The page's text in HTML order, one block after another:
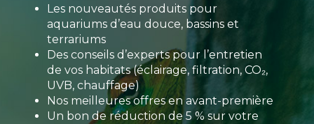
Les nouveautés produits pour
aquariums d’eau douce, bassins et
terrariums
Des conseils d’experts pour l’entretien
de vos habitats (éclairage, filtration, CO₂,
UVB, chauffage)
Nos meilleures offres en avant-première
Un bon de réduction de 5 % sur votre